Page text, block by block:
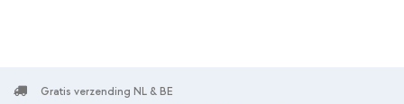
Gratis verzending NL & BE